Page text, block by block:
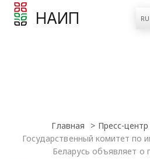
НАИП
Главная Пресс-центр
Государственный комитет по
Беларусь объявляет о